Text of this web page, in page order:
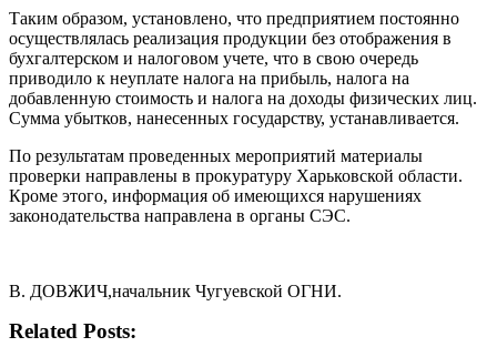
Таким образом, установлено, что предприятием постоянно
осуществлялась реализация продукции без отображения в
бухгалтерском и налоговом учете, что в свою очередь
приводило к неуплате налога на прибыль, налога на
добавленную стоимость и налога на доходы физических лиц.
Сумма убытков, нанесенных государству, устанавливается.
По результатам проведенных мероприятий материалы
проверки направлены в прокуратуру Харьковской области.
Кроме этого, информация об имеющихся нарушениях
законодательства направлена в органы СЭС.
В. ДОВЖИЧ,начальник Чугуевской ОГНИ.
Related Posts: